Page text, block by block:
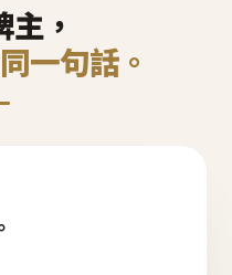
，
同一句話。